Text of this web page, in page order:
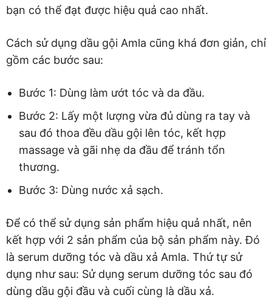
bạn có thể đạt được hiệu quả cao nhất.
Cách sử dụng dầu gội Amla cũng khá đơn giản, chỉ
gồm các bước sau:
Bước 1: Dùng làm ướt tóc và da đầu.
Bước 2: Lấy một lượng vừa đủ dùng ra tay và
sau đó thoa đều dầu gội lên tóc, kết hợp
massage và gãi nhẹ da đầu để tránh tổn
thương.
Bước 3: Dùng nước xả sạch.
Để có thể sử dụng sản phẩm hiệu quả nhất, nên
kết hợp với 2 sản phẩm của bộ sản phẩm này. Đó
là serum dưỡng tóc và dầu xả Amla. Thứ tự sử
dụng như sau: Sử dụng serum dưỡng tóc sau đó
dùng dầu gội đầu và cuối cùng là dầu xả.